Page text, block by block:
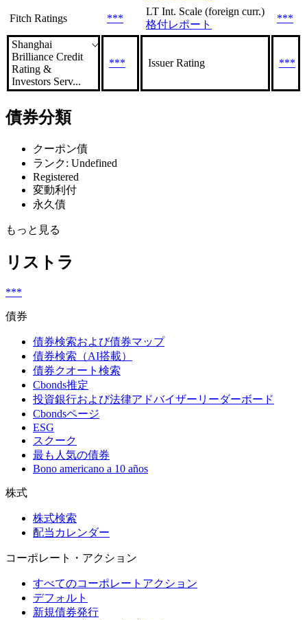
Fitch Ratings ***
LT Int. Scale (foreign curr.)
格付レポート
***
Shanghai
Brilliance Credit
Rating &
Investors Serv...
*** Issuer Rating ***
債券分類
クーポン債
ランク: Undefined
Registered
変動利付
永久債
もっと見る
リストラ
***
債券
債券検索および債券マップ
債券検索（AI搭載）
債券クオート検索
Cbonds推定
投資銀行および法律アドバイザーリーダーボード
Cbondsページ
ESG
スクーク
最も人気の債券
Bono americano a 10 años
株式
株式検索
配当カレンダー
コーポレート・アクション
すべてのコーポレートアクション
デフォルト
新規債券発行